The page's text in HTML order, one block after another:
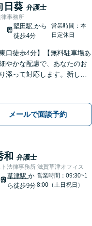
日葵 弁護士
事務所
堅田駅から
徒歩4分
営業時間：本
日定休日
東口徒歩4分】【無料駐車場あ
やかな配慮で、あなたのお
添って対応します。新しい
ださい。
メールで面談予約
和 弁護士
法律事務所 滋賀草津オフィス
草津駅か
ら徒歩9分
営業時間：09:30~1
8:00（土日祝日）